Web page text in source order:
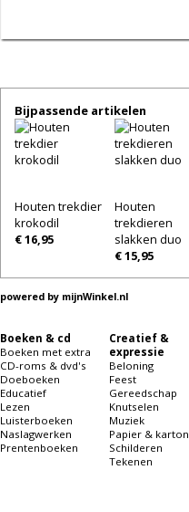
Bijpassende artikelen
Houten trekdier
krokodil
€ 16,95
Houten
trekdieren
slakken duo
€ 15,95
powered by mijnWinkel.nl
Boeken & cd
Boeken met extra
CD-roms & dvd's
Doeboeken
Educatief
Lezen
Luisterboeken
Naslagwerken
Prentenboeken
Creatief &
expressie
Beloning
Feest
Gereedschap
Knutselen
Muziek
Papier & karton
Schilderen
Tekenen